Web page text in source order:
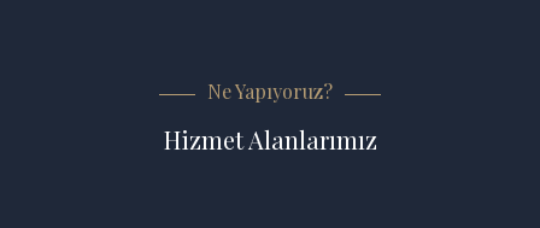
Ne Yapıyoruz?
Hizmet Alanlarımız